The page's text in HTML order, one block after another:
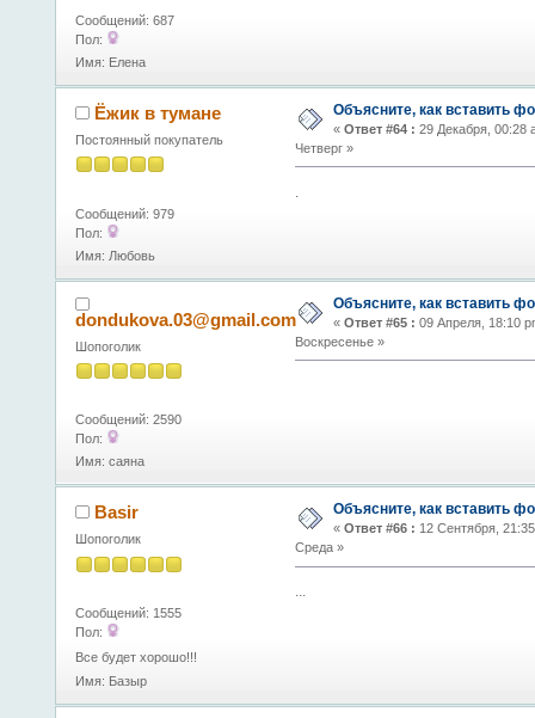
Сообщений: 687
Пол:
Имя: Елена
Ёжик в тумане
Постоянный покупатель
Сообщений: 979
Пол:
Имя: Любовь
Объясните, как вставить
« Ответ #64 : 29 Декабря, 00:28
Четверг »
.
dondukova.03@gmail.com
Шопоголик
Сообщений: 2590
Пол:
Имя: саяна
Объясните, как вставить
« Ответ #65 : 09 Апреля, 18:10
Воскресенье »
Basir
Шопоголик
Сообщений: 1555
Пол:
Все будет хорошо!!!
Имя: Базыр
Объясните, как вставить
« Ответ #66 : 12 Сентября,
Среда »
...